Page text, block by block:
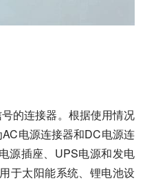
的连接器。根据使用情况
电源连接器和DC电源连
源插座、UPS电源和发电
于太阳能系统、锂电池设